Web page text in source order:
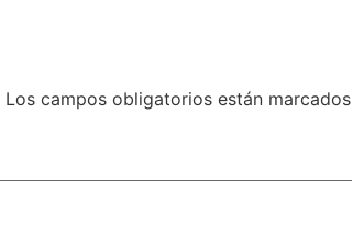
Los campos obligatorios están marcados